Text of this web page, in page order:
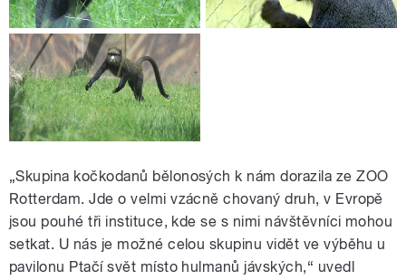
„Skupina kočkodanů bělonosých k nám dorazila ze ZOO
Rotterdam. Jde o velmi vzácně chovaný druh, v Evropě
jsou pouhé tři instituce, kde se s nimi návštěvníci mohou
setkat. U nás je možné celou skupinu vidět ve výběhu u
pavilonu Ptačí svět místo hulmanů jávských,“ uvedl